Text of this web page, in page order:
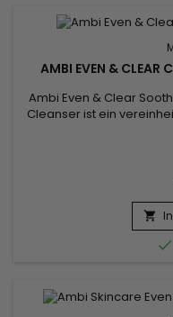
AMBI EVEN & CLEAR
Ambi Even & Clear
Cleanser ist ein
Süßkartoffeln und

